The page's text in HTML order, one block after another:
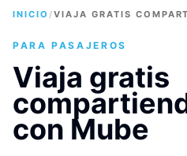
Para Empresas
FAQs
About us
Descargar
INICIO /VIAJA GRATIS
PARA PASAJEROS
Viaja gratis
con Mube